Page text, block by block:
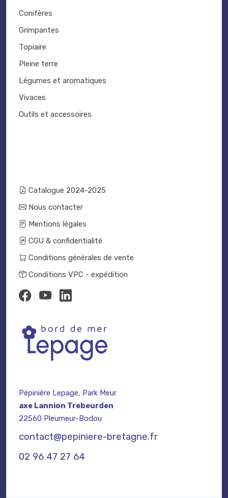
Conifères
Grimpantes
Topiaire
Pleine terre
Légumes et aromatiques
Vivaces
Outils et accessoires
Catalogue 2024-2025
Nous contacter
Mentions légales
CGU & confidentialité
Conditions générales de vente
Conditions VPC - expédition
Pépinière Lepage, Park Meur
axe Lannion Trebeurden
22560 Pleumeur-Bodou
contact@pepiniere-bretagne.fr
02 96 47 27 64